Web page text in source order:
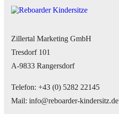
Zillertal Marketing GmbH
Tresdorf 101
A-9833 Rangersdorf
Telefon: +43 (0) 5282 22145
Mail: info@reboarder-kindersitz.de